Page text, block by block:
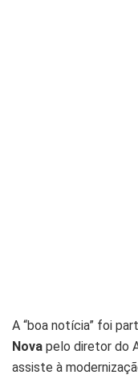
A “boa notícia” foi
Nova pelo diretor do
assiste à